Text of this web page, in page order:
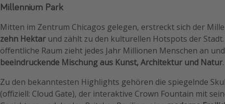
Millennium Park
Mitten im Zentrum Chicagos gelegen, erstreckt sich der
zehn Hektar und zählt zu den kulturellen Hotspots der
öffentliche Raum zieht jedes Jahr Millionen Menschen an
beeindruckende Mischung aus Kunst, Architektur und Natur.
Zu den bekanntesten Highlights gehören die spiegelnde
(offiziell: Cloud Gate), der interaktive Crown Fountain mit